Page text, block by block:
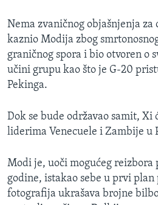
Nema zvaničnog objašnjenja za
kaznio Modija zbog
graničnog spora i bio otvoren o
učini grupu kao što je G-20
Pekinga.
Dok se bude održavao samit, Xi
liderima Venecuele i Zambije u
Modi je, uoči mogućeg reizbora
godine, istakao sebe u prvi plan
fotografija ukrašava brojne